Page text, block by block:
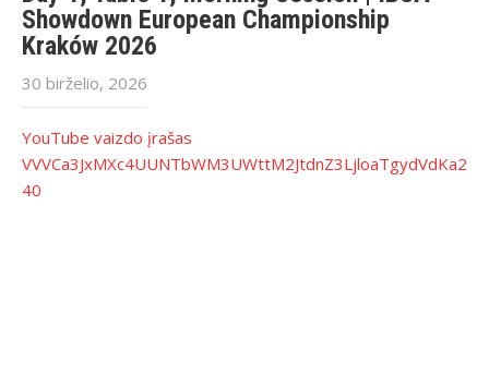
Showdown European Championship
Kraków 2026
30 birželio, 2026
YouTube vaizdo įrašas
VVVCa3JxMXc4UUNTbWM3UWttM2JtdnZ3LjloaTgydVdKa2
40